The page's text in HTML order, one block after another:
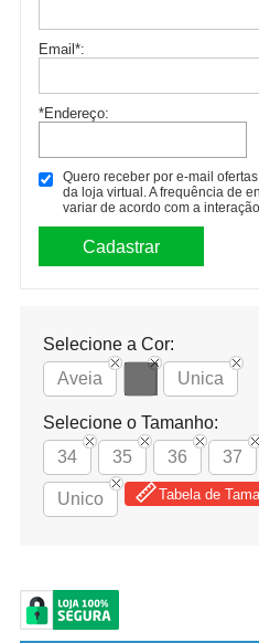
Email *:
*Endereço:
Quero receber por e-mail
da loja virtual. A frequência de
variar de acordo com a
Selecione a Cor:
Aveia
Unica
Selecione o Tamanho:
34
35 36 37
Unico Tabela de